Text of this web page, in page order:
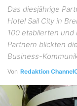
Das diesjährige
Hotel Sail City in
100 etablierten
Partnern blickten
Business-
Von Redaktion